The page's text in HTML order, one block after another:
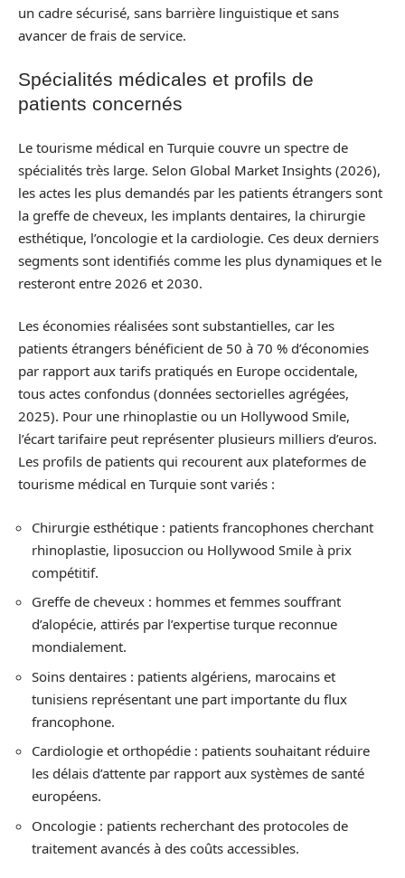
un cadre sécurisé, sans barrière linguistique et sans
avancer de frais de service.
Spécialités médicales et profils de
patients concernés
Le tourisme médical en Turquie couvre un spectre de
spécialités très large. Selon Global Market Insights (2026),
les actes les plus demandés par les patients étrangers sont
la greffe de cheveux, les implants dentaires, la chirurgie
esthétique, l’oncologie et la cardiologie. Ces deux derniers
segments sont identifiés comme les plus dynamiques et le
resteront entre 2026 et 2030.
Les économies réalisées sont substantielles, car les
patients étrangers bénéficient de 50 à 70 % d’économies
par rapport aux tarifs pratiqués en Europe occidentale,
tous actes confondus (données sectorielles agrégées,
2025). Pour une rhinoplastie ou un Hollywood Smile,
l’écart tarifaire peut représenter plusieurs milliers d’euros.
Les profils de patients qui recourent aux plateformes de
tourisme médical en Turquie sont variés :
Chirurgie esthétique : patients francophones cherchant
rhinoplastie, liposuccion ou Hollywood Smile à prix
compétitif.
Greffe de cheveux : hommes et femmes souffrant
d’alopécie, attirés par l’expertise turque reconnue
mondialement.
Soins dentaires : patients algériens, marocains et
tunisiens représentant une part importante du flux
francophone.
Cardiologie et orthopédie : patients souhaitant réduire
les délais d’attente par rapport aux systèmes de santé
européens.
Oncologie : patients recherchant des protocoles de
traitement avancés à des coûts accessibles.